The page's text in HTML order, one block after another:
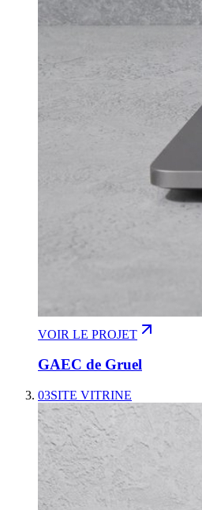
VOIR LE PROJET
GAEC de Gruel
03SITE VITRINE